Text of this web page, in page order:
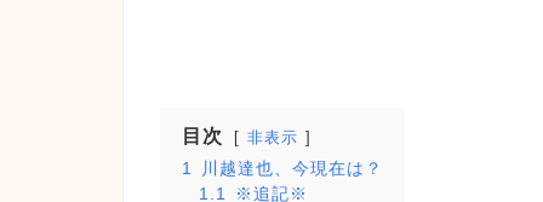
目次 非表示
1
川越達也、今現在は？
1.1
※追記※